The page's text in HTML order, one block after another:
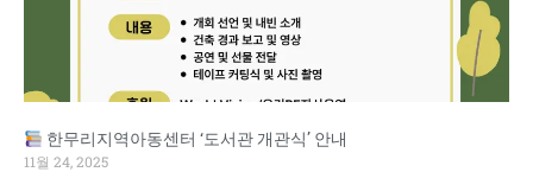
한무리지역아동센터 ‘도서관 개관식’ 안내
11월 24, 2025